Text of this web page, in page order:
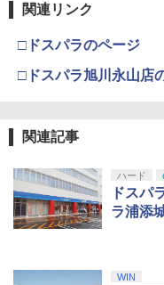
【
5
マ
り
ボ
4
窩
関連リンク
□ドスパラのページ
□ドスパラ旭川永山店
関連記事
ハード
ドスパ
ラ浦添
WIN